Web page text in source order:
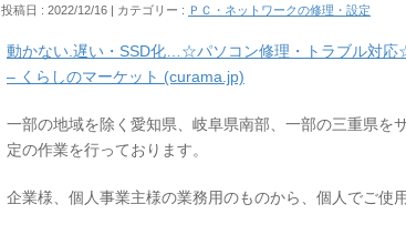
投稿日 : 2022/12/16 | カテゴリー : ＰＣ・ネットワークの修理・設定
動かない.遅い・SSD化…☆パソコン修理・トラブル対
– くらしのマーケット (curama.jp)
一部の地域を除く愛知県、岐阜県南部、一部の三重県を
定の作業を行っております。
企業様、個人事業主様の業務用のものから、個人でご使